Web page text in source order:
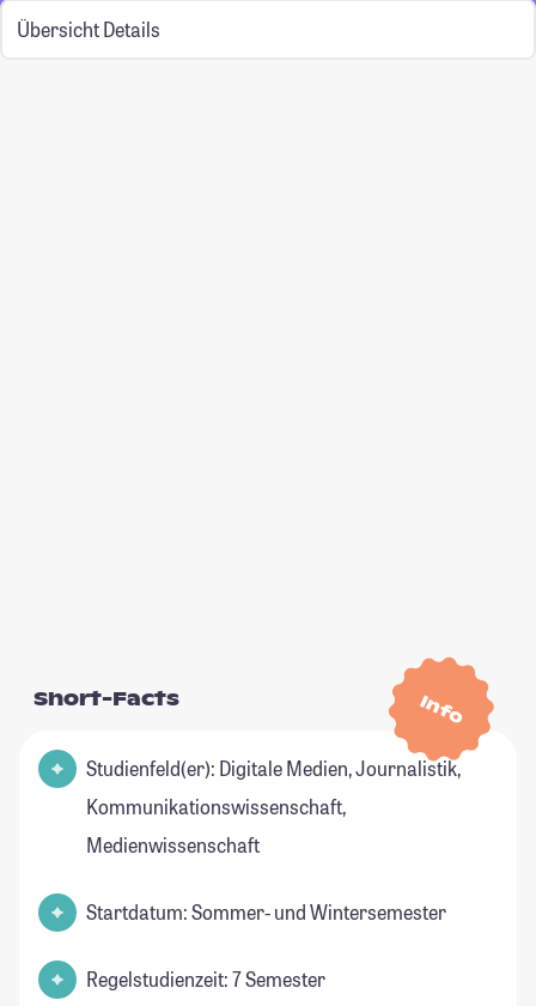
Übersicht Details
Info
Short-Facts
Studienfeld(er): Digitale Medien, Journalistik,
Kommunikationswissenschaft,
Medienwissenschaft
Startdatum: Sommer- und Wintersemester
Regelstudienzeit: 7 Semester